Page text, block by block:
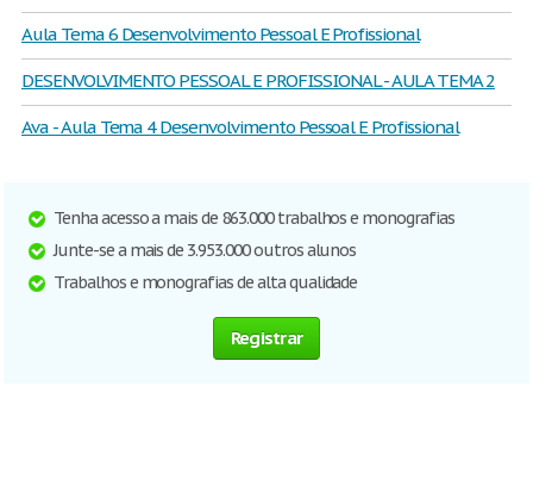
Aula Tema 6 Desenvolvimento Pessoal E Profissional
DESENVOLVIMENTO PESSOAL E PROFISSIONAL - AULA TEMA 2
Ava - Aula Tema 4 Desenvolvimento Pessoal E Profissional
Tenha acesso a mais de 863.000 trabalhos e monografias
Junte-se a mais de 3.953.000 outros alunos
Trabalhos e monografias de alta qualidade
Registrar